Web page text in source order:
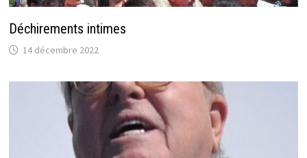
Déchirements intimes
14 décembre 2022